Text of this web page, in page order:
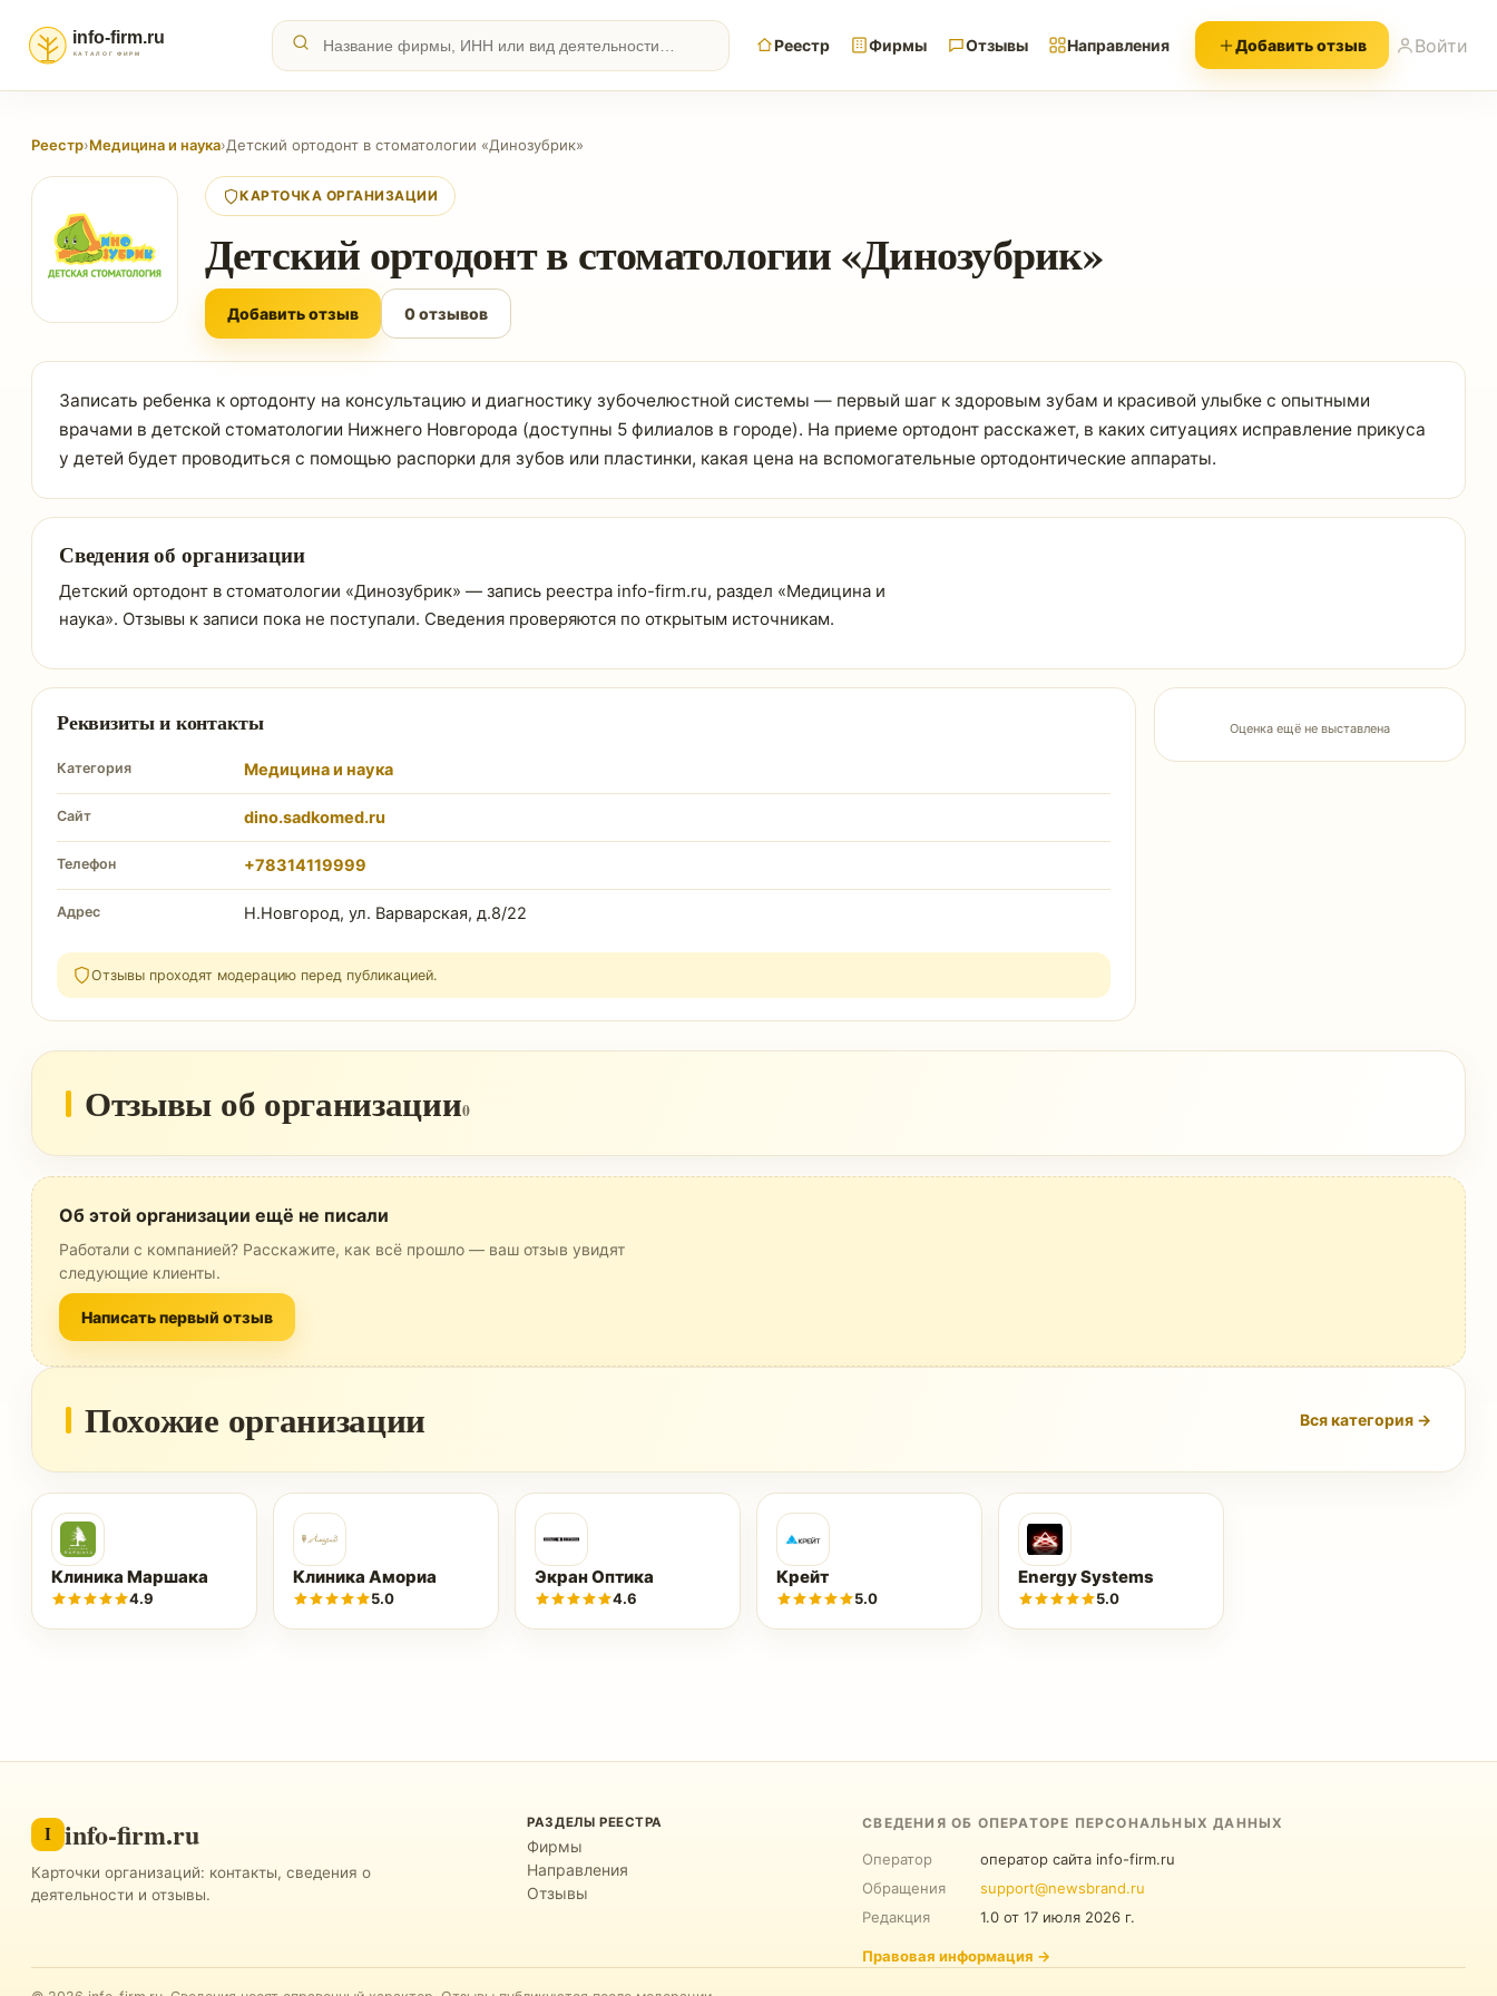
Реестр Фирмы Отзывы Направления Добавить отзыв Войти
Реестр›Медицина и наука›Детский ортодонт в стоматологии «Динозубрик»
КАРТОЧКА ОРГАНИЗАЦИИ
Детский ортодонт в стоматологии «Динозубрик»
Добавить отзыв 0 отзывов
Записать ребенка к ортодонту на консультацию и диагностику зубочелюстной системы — первый шаг к здоровым зубам и красивой улыбке с опытными
врачами в детской стоматологии Нижнего Новгорода (доступны 5 филиалов в городе). На приеме ортодонт расскажет, в каких ситуациях исправление прикуса
у детей будет проводиться с помощью распорки для зубов или пластинки, какая цена на вспомогательные ортодонтические аппараты.
Сведения об организации
Детский ортодонт в стоматологии «Динозубрик» — запись реестра info-firm.ru, раздел «Медицина и
наука». Отзывы к записи пока не поступали. Сведения проверяются по открытым источникам.
Реквизиты и контакты
Категория Медицина и наука
Сайт dino.sadkomed.ru
Телефон +78314119999
Адрес Н.Новгород, ул. Варварская, д.8/22
Отзывы проходят модерацию перед публикацией.
Оценка ещё не выставлена
Отзывы об организации0
Об этой организации ещё не писали
Работали с компанией? Расскажите, как всё прошло — ваш отзыв увидят
следующие клиенты.
Написать первый отзыв
Похожие организации Вся категория →
Клиника Маршака
4.9
Клиника Амориа
5.0
Экран Оптика
4.6
Крейт
5.0
Energy Systems
5.0
I info-firm.ru
Карточки организаций: контакты, сведения о
деятельности и отзывы.
РАЗДЕЛЫ РЕЕСТРА
Фирмы
Направления
Отзывы
СВЕДЕНИЯ ОБ ОПЕРАТОРЕ ПЕРСОНАЛЬНЫХ ДАННЫХ
Оператор
оператор сайта info-firm.ru
Обращения
support@newsbrand.ru
Редакция
1.0 от17 июля 2026 г.
Правовая информация →